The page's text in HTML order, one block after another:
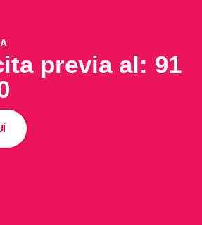
previa al: 91